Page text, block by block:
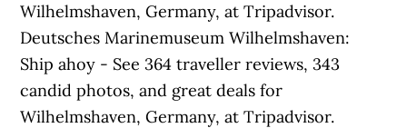
Wilhelmshaven, Germany, at Tripadvisor.
Deutsches Marinemuseum Wilhelmshaven:
Ship ahoy - See 364 traveller reviews, 343
candid photos, and great deals for
Wilhelmshaven, Germany, at Tripadvisor.